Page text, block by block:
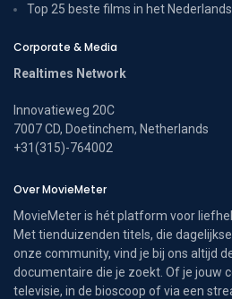
Top 25 beste films in het Nederlands
Corporate & Media
Realtimes Network
Innovatieweg 20C
7007 CD, Doetinchem, Netherlands
+31(315)-764002
Over MovieMeter
MovieMeter is hét platform voor
Met tienduizenden titels, die
onze community, vind je bij ons altijd
documentaire die je zoekt. Of je jouw
televisie, in de bioscoop of via een